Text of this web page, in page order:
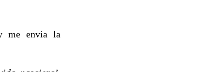
me envía la